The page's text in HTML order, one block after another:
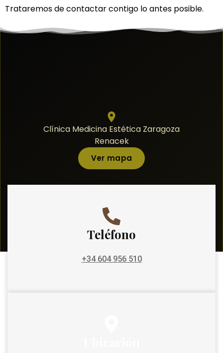
Trataremos de contactar contigo lo antes posible.
Clínica Medicina Estética Zaragoza
Renacek
Ver mapa
Teléfono
+34 604 956 510